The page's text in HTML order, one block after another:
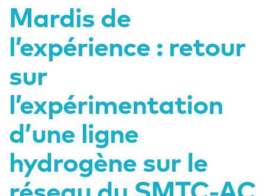
Mardis de
l’expérience : retour
sur
l’expérimentation
d’une ligne
hydrogène sur le